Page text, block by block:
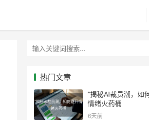
热门文章
“揭秘AI裁员潮，如何避开情
绪火药桶
“揭秘AI裁员潮，如
情绪火药桶
6天前